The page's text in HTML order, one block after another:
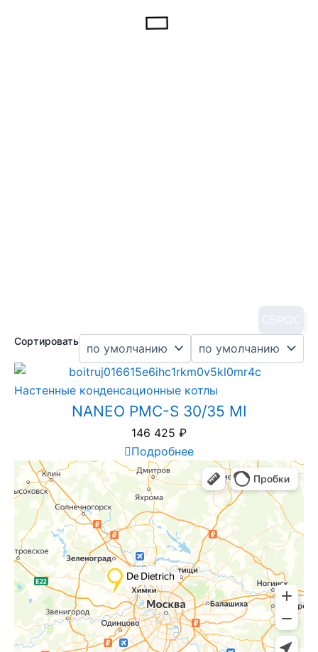
Сортировать
Настенные конденсационные котлы
NANEO PMC-S 30/35 MI
146 425 ₽
Подробнее